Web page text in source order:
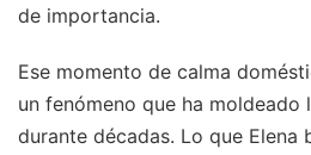
de importancia.
Ese momento de calma
un fenómeno que ha moldeado
durante décadas. Lo que Elena